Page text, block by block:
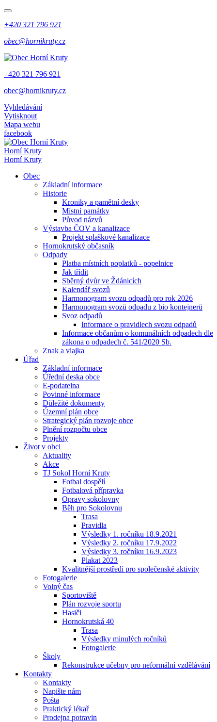
+420 321 796 921
obec@hornikruty.cz
+420 321 796 921
obec@hornikruty.cz
Vyhledávání
Vytisknout
Mapa webu
facebook
Horní Kruty
Horní Kruty
Obec
Základní informace
Historie
Kroniky a pamětní desky
Místní památky
Původ názvů
Výstavba ČOV a kanalizace
Projekt splaškové kanalizace
Hornokrutský občasník
Odpady
Platba místních poplatků - popelnice
Jak třídit
Sběrný dvůr ve Ždánicích
Kalendář svozů
Harmonogram svozu odpadů pro rok 2026
Harmonogram svozů odpadu z bio kontejnerů
Svoz odpadů
Informace o pravidlech svozu odpadů
Informace občanům o komunálních odpadech dle
zákona o odpadech č. 541/2020 Sb.
Znak a vlajka
Úřad
Základní informace
Úřední deska obce
E-podatelna
Povinné informace
Důležité dokumenty
Územní plán obce
Strategický plán rozvoje obce
Plnění rozpočtu obce
Projekty
Život v obci
Aktuality
Akce
TJ Sokol Horní Kruty
Fotbal dospělí
Fotbalová přípravka
Opravy sokolovny
Běh pro Sokolovnu
Trasa
Pravidla
Výsledky 1. ročníku 18.9.2021
Výsledky 2. ročníku 17.9.2022
Výsledky 3. ročníku 16.9.2023
Plakat 2023
Kvalitnější prostředí pro společenské aktivity
Fotogalerie
Volný čas
Sportoviště
Plán rozvoje sportu
Hasiči
Hornokrutská 40
Trasa
Výsledky minulých ročníků
Fotogalerie
Školy
Rekonstrukce učebny pro neformální vzdělávání
Kontakty
Kontakty
Napište nám
Pošta
Praktický lékař
Prodejna potravin